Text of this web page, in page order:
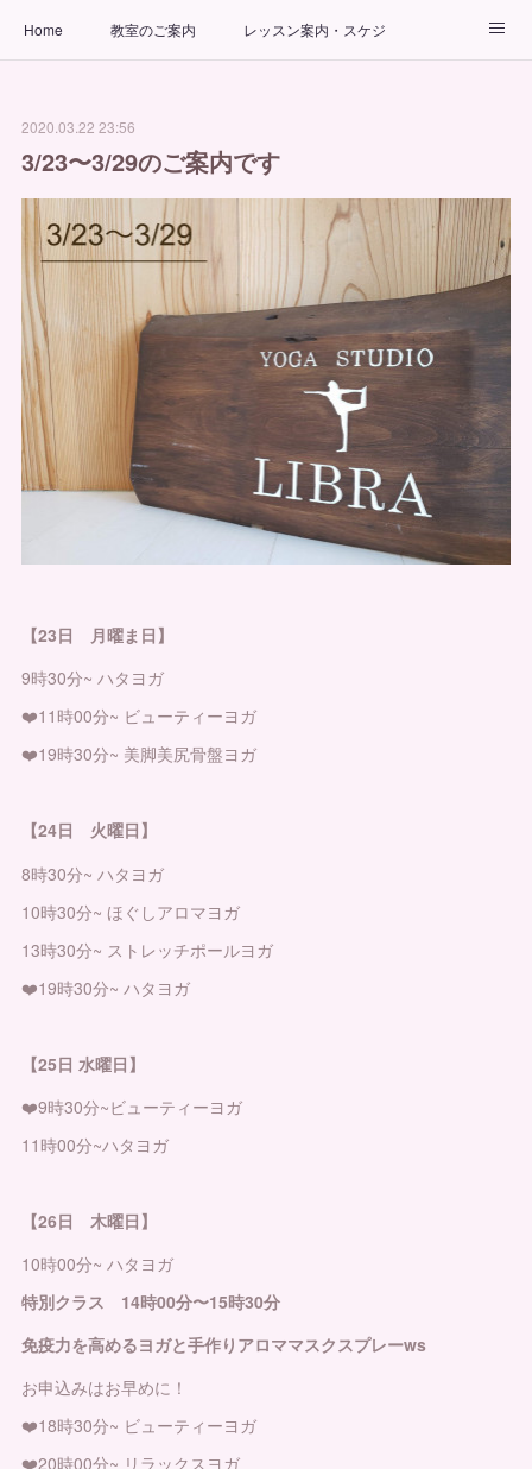
Home 教室のご案内 レッスン案内・スケジュール
出張ヨガ教室
2020.03.22 23:56
3/23〜3/29のご案内です
【23日 月曜ま日】
9時30分~ ハタヨガ
❤️11時00分~ ビューティーヨガ
❤️19時30分~ 美脚美尻骨盤ヨガ
【24日 火曜日】
8時30分~ ハタヨガ
10時30分~ ほぐしアロマヨガ
13時30分~ ストレッチポールヨガ
❤️19時30分~ ハタヨガ
【25日 水曜日】
❤️9時30分~ビューティーヨガ
11時00分~ハタヨガ
【26日 木曜日】
10時00分~ ハタヨガ
特別クラス 14時00分〜15時30分
免疫力を高めるヨガと手作りアロママスクスプレーws
お申込みはお早めに！
❤️18時30分~ ビューティーヨガ
❤️20時00分~ リラックスヨガ